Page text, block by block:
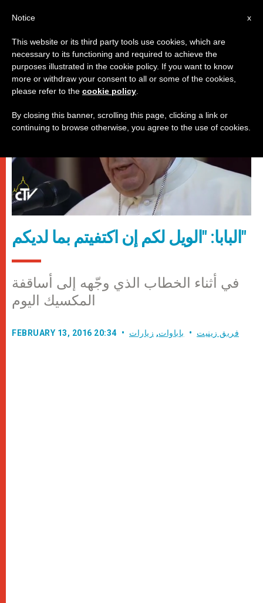
باباوات,زيارات
البابا: "الويل لكم إن اكتفيتم بما لديكم"
في أثناء الخطاب الذي وجّهه إلى أساقفة
المكسيك اليوم
FEBRUARY 13, 2016 20:34 فريق زينيت باباوات, زيارات
x
Notice
This website or its third party tools use cookies, which are
necessary to its functioning and required to achieve the
purposes illustrated in the cookie policy. If you want to know
more or withdraw your consent to all or some of the cookies,
please refer to the cookie policy
By closing this banner, scrolling this page, clicking a link or
continuing to browse otherwise, you agree to the use of cookies.